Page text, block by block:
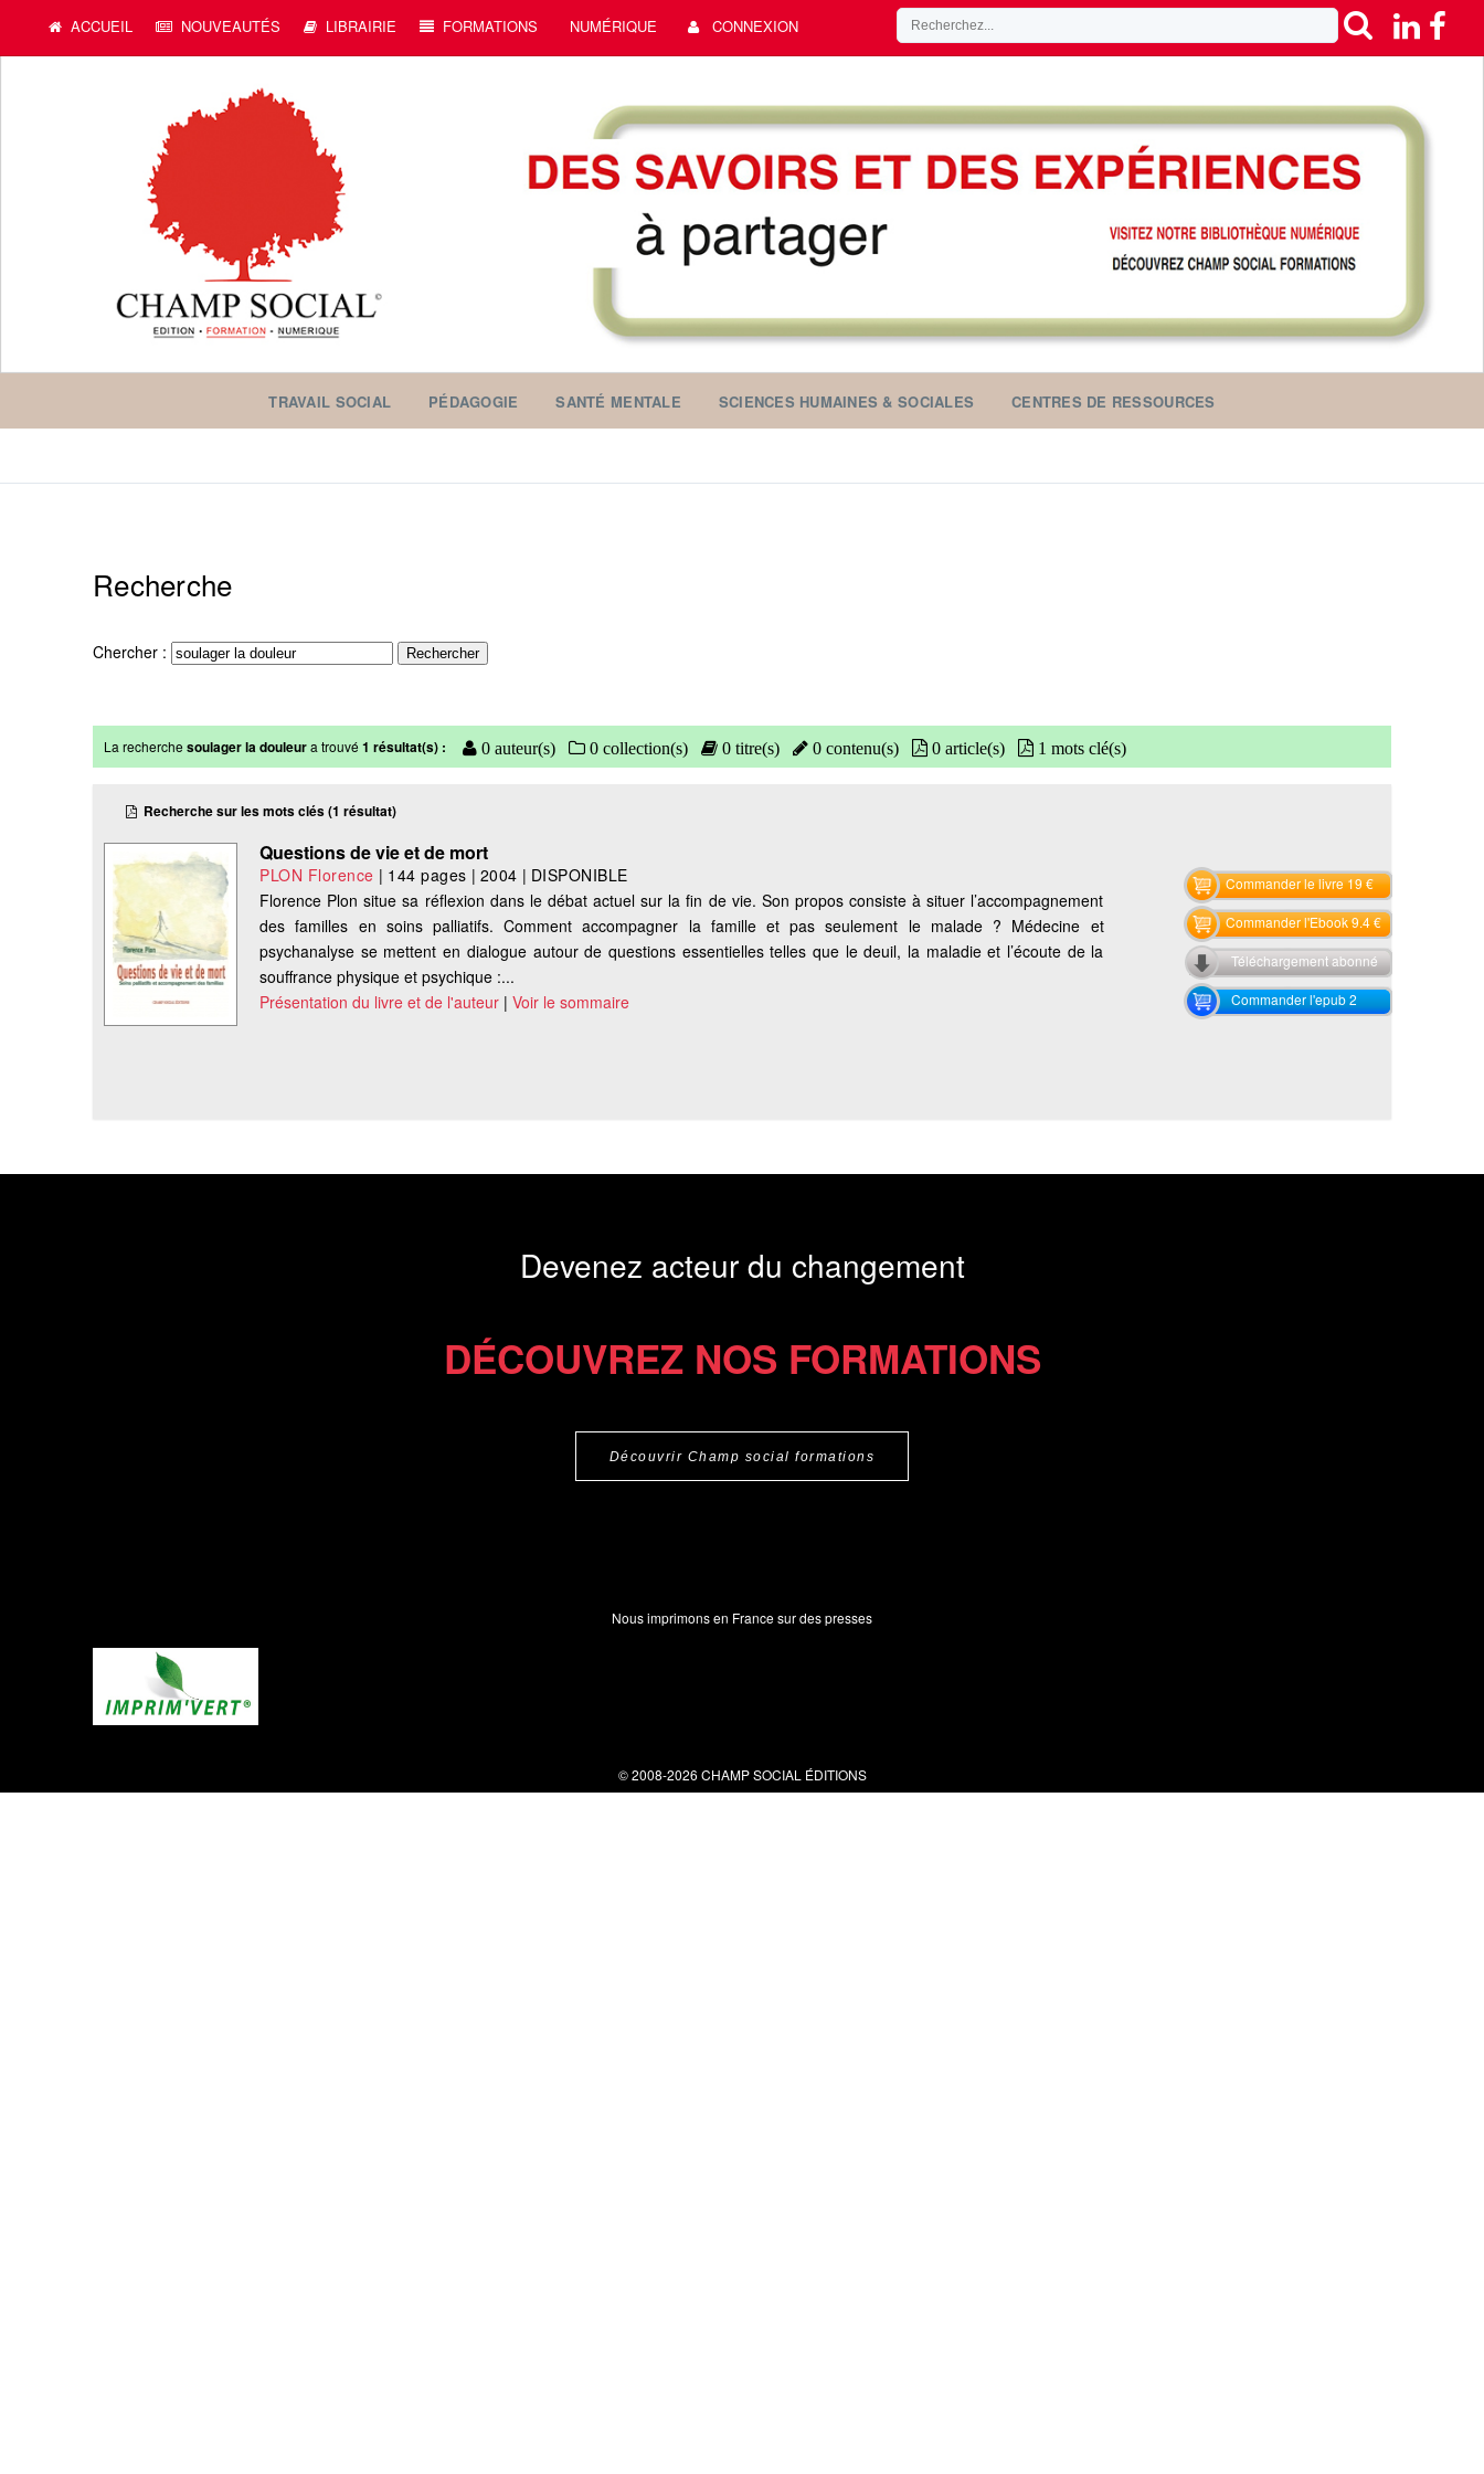
ACCUEIL NOUVEAUTÉS LIBRAIRIE FORMATIONS NUMÉRIQUE CONNEXION
TRAVAIL SOCIAL PÉDAGOGIE SANTÉ MENTALE SCIENCES HUMAINES & SOCIALES CENTRES DE RESSOURCES
Recherche
Chercher :
La recherchesoulager la douleura trouvé1 résultat(s) : 0 auteur(s) 0 collection(s) 0 titre(s) 0 contenu(s) 0 article(s) 1 mots clé(s)
Recherche sur les mots clés (1 résultat)
Questions de vie et de mort
PLON Florence | 144 pages | 2004 | DISPONIBLE
Florence Plon situe sa réflexion dans le débat actuel sur la fin de vie. Son propos consiste à situer l’accompagnement
des familles en soins palliatifs. Comment accompagner la famille et pas seulement le malade ? Médecine et
psychanalyse se mettent en dialogue autour de questions essentielles telles que le deuil, la maladie et l’écoute de la
souffrance physique et psychique :...
Présentation du livre et de l'auteur |Voir le sommaire
Commander le livre 19 €
Commander l'Ebook 9.4 €
Téléchargement abonné
Commander l'epub 2
Devenez acteur du changement
DÉCOUVREZ NOS FORMATIONS
Découvrir Champ social formations
Nous imprimons en France sur des presses
© 2008-2026 CHAMP SOCIAL ÉDITIONS